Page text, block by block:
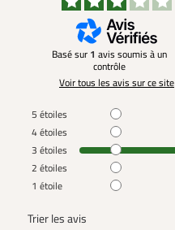
Basé sur 1 avis soumis à un
contrôle
Voir tous les avis sur ce site
5 étoiles
4étoiles
3 étoiles
2 étoiles
1 étoile
Trier les avis